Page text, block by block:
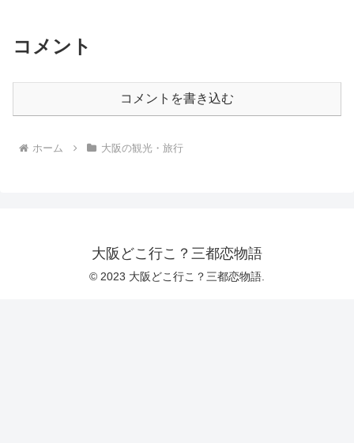
コメント
コメントを書き込む
ホーム 大阪の観光・旅行
大阪どこ行こ？三都恋物語
© 2023 大阪どこ行こ？三都恋物語.